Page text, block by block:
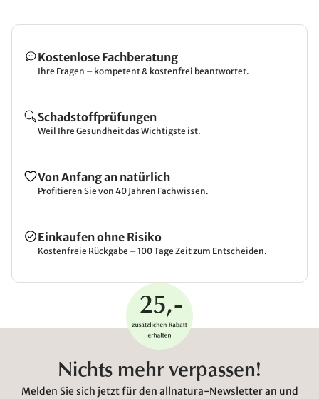
Kostenlose Fachberatung
Ihre Fragen – kompetent & kostenfrei beantwortet.
Schadstoffprüfungen
Weil Ihre Gesundheit das Wichtigste ist.
Von Anfang an natürlich
Profitieren Sie von 40 Jahren Fachwissen.
Einkaufen ohne Risiko
Kostenfreie Rückgabe – 100 Tage Zeit zum Entscheiden.
Nichts mehr verpassen!
Melden Sie sich jetzt für den allnatura-Newsletter an und